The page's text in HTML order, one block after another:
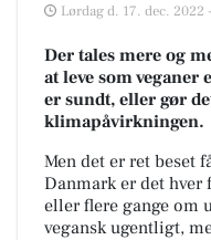
Lørdag d. 17. dec. 2022
Der tales mere og
at leve som veganer
er sundt, eller gør
klimapåvirkningen.
Men det er ret beset
Danmark er det hver
eller flere gange om
vegansk ugentligt,